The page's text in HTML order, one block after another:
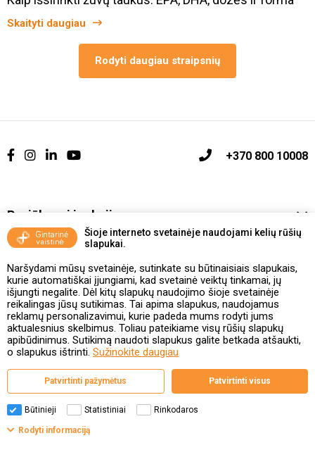
Šioje interneto svetainėje naudojami kelių rūšių
slapukai.
Naršydami mūsų svetainėje, sutinkate su būtinaisiais slapukais,
kurie automatiškai įjungiami, kad svetainė veiktų tinkamai, jų
išjungti negalite. Dėl kitų slapukų naudojimo šioje svetainėje
reikalingas jūsų sutikimas. Tai apima slapukus, naudojamus
reklamų personalizavimui, kurie padeda mums rodyti jums
aktualesnius skelbimus. Toliau pateikiame visų rūšių slapukų
apibūdinimus. Sutikimą naudoti slapukus galite betkada atšaukti,
o slapukus ištrinti. Sužinokite daugiau
Patvirtinti pažymėtus Patvirtinti visus
Būtinieji Statistiniai Rinkodaros
Rodyti informaciją
Skaityti daugiau
Rodyti daugiau straipsnių
+370 800 10008
Pasiūlymai ir akcijos
Vakcinavimo tvarka ir taisyklės
Kontaktai ir Karjera
Taisyklės ir politika
Valstybinė vaistų kontrolės tarnyba
prie Lietuvos Respublikos sveikatos apsaugos ministerijos
Studentų g. 45A, 08107 Vilnius | +370 5 263 9264
www.vvkt.lt | vvkt@vvkt.lt